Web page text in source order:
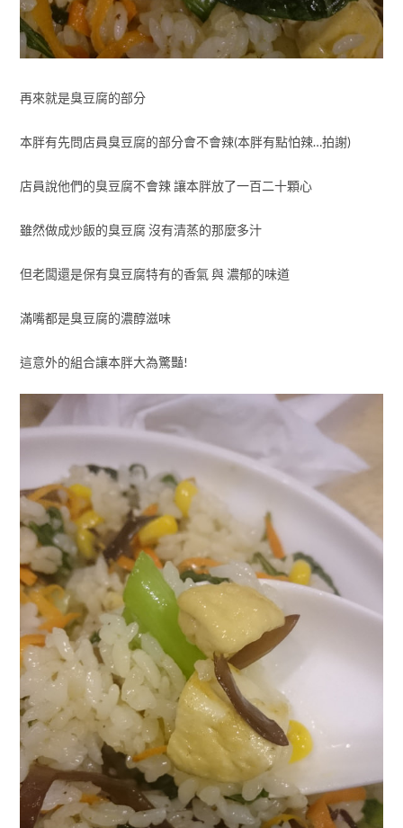
再來就是臭豆腐的部分
本胖有先問店員臭豆腐的部分會不會辣(本胖有點怕辣…拍謝)
店員說他們的臭豆腐不會辣 讓本胖放了一百二十顆心
雖然做成炒飯的臭豆腐 沒有清蒸的那麼多汁
但老闆還是保有臭豆腐特有的香氣 與 濃郁的味道
滿嘴都是臭豆腐的濃醇滋味
這意外的組合讓本胖大為驚豔!